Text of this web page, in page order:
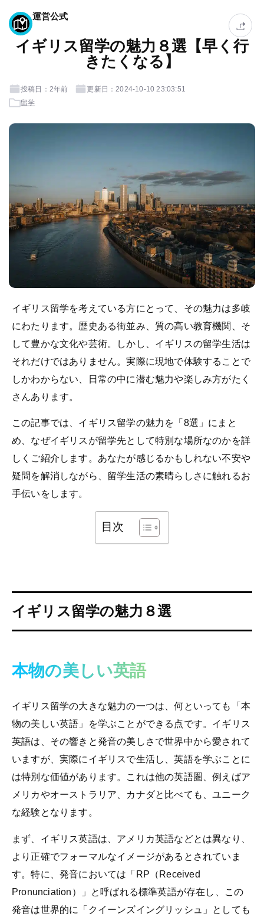
運営公式
イギリス留学の魅力８選【早く行
きたくなる】
投稿日：2年前
更新日：2024-10-10 23:03:51
留学
イギリス留学を考えている方にとって、その魅力は多岐
にわたります。歴史ある街並み、質の高い教育機関、そ
して豊かな文化や芸術。しかし、イギリスの留学生活は
それだけではありません。実際に現地で体験することで
しかわからない、日常の中に潜む魅力や楽しみ方がたく
さんあります。
この記事では、イギリス留学の魅力を「8選」にまと
め、なぜイギリスが留学先として特別な場所なのかを詳
しくご紹介します。あなたが感じるかもしれない不安や
疑問を解消しながら、留学生活の素晴らしさに触れるお
手伝いをします。
目次
イギリス留学の魅力８選
本物の美しい英語
イギリス留学の大きな魅力の一つは、何といっても「本
物の美しい英語」を学ぶことができる点です。イギリス
英語は、その響きと発音の美しさで世界中から愛されて
いますが、実際にイギリスで生活し、英語を学ぶことに
は特別な価値があります。これは他の英語圏、例えばア
メリカやオーストラリア、カナダと比べても、ユニーク
な経験となります。
まず、イギリス英語は、アメリカ英語などとは異なり、
より正確でフォーマルなイメージがあるとされていま
す。特に、発音においては「RP（Received
Pronunciation）」と呼ばれる標準英語が存在し、この
発音は世界的に「クイーンズイングリッシュ」としても